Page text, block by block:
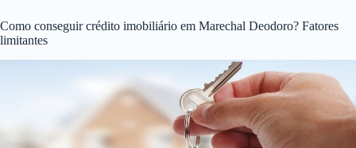
Como conseguir crédito imobiliário em Marechal Deodoro? Fatores
limitantes